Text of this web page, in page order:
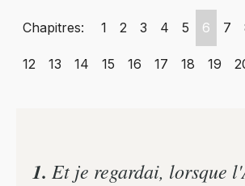
Chapitres: 1 2 3 4 5 6 7
12 13 14 15 16 17 18 19
1. Et je regardai, lorsque